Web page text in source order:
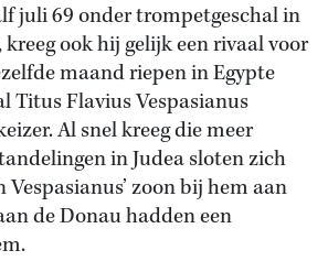
juli 69 onder trompetgeschal in
ook hij gelijk een rivaal voor
maand riepen in Egypte
Titus Flavius Vespasianus
Al snel kreeg die meer
in Judea sloten zich
zoon bij hem aan
de Donau hadden een